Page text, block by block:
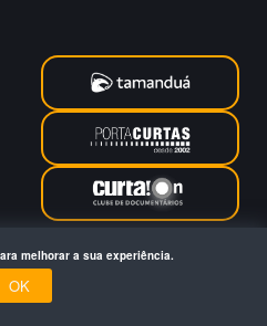
direitos reservados. Feito com
de Janeiro
melhorar a sua experiência.
OK